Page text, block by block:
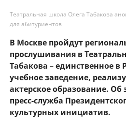
Театральная школа Олега Табакова
для абитуриентов
В Москве пройдут
прослушивания в
Табакова – единственное в
учебное заведение,
актерское образование. Об
пресс-служба
культурных инициатив.